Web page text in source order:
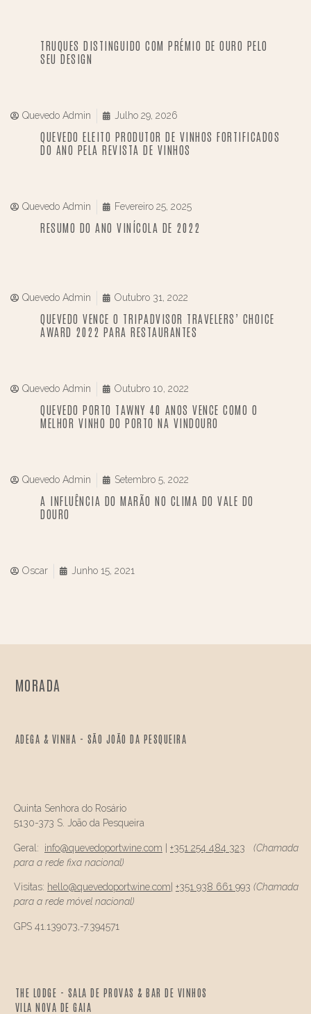
TRUQUES DISTINGUIDO COM PRÉMIO DE OURO PELO
SEU DESIGN
Quevedo Admin Julho 29, 2026
QUEVEDO ELEITO PRODUTOR DE VINHOS FORTIFICADOS
DO ANO PELA REVISTA DE VINHOS
Quevedo Admin Fevereiro 25, 2025
RESUMO DO ANO VINÍCOLA DE 2022
Quevedo Admin Outubro 31, 2022
QUEVEDO VENCE O TRIPADVISOR TRAVELERS’ CHOICE
AWARD 2022 PARA RESTAURANTES
Quevedo Admin Outubro 10, 2022
QUEVEDO PORTO TAWNY 40 ANOS VENCE COMO O
MELHOR VINHO DO PORTO NA VINDOURO
Quevedo Admin Setembro 5, 2022
A INFLUÊNCIA DO MARÃO NO CLIMA DO VALE DO
DOURO
Oscar Junho 15, 2021
MORADA
ADEGA & VINHA - SÃO JOÃO DA PESQUEIRA
Quinta Senhora do Rosário
5130-373 S. João da Pesqueira
Geral: info@quevedoportwine.com +351 254 484 323
(Chamada
para a rede fixa nacional)
Visitas: hello@quevedoportwine.com +351 938 661 993 (Chamada
para a rede móvel nacional)
GPS 41.139073,-7.394571
THE LODGE - SALA DE PROVAS & BAR DE VINHOS
VILA NOVA DE GAIA